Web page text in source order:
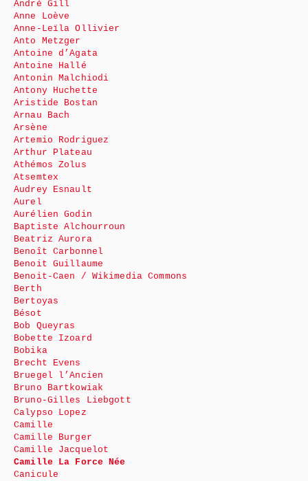
André Gill
Anne Loève
Anne-Leïla Ollivier
Anto Metzger
Antoine d’Agata
Antoine Hallé
Antonin Malchiodi
Antony Huchette
Aristide Bostan
Arnau Bach
Arsène
Artemio Rodriguez
Arthur Plateau
Athémos Zolus
Atsemtex
Audrey Esnault
Aurel
Aurélien Godin
Baptiste Alchourroun
Beatriz Aurora
Benoît Carbonnel
Benoit Guillaume
Benoit-Caen / Wikimedia Commons
Berth
Bertoyas
Bésot
Bob Queyras
Bobette Izoard
Bobika
Brecht Evens
Bruegel l’Ancien
Bruno Bartkowiak
Bruno-Gilles Liebgott
Calypso Lopez
Camille
Camille Burger
Camille Jacquelot
Camille La Force Née
Canicule